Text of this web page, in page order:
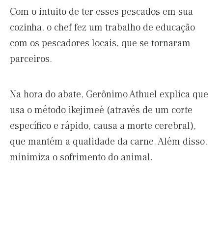
Com o intuito de ter esses pescados em sua
cozinha, o chef fez um trabalho de educação
com os pescadores locais, que se tornaram
parceiros.
Na hora do abate, Gerônimo Athuel explica que
usa o método ikejimeé (através de um corte
específico e rápido, causa a morte cerebral),
que mantém a qualidade da carne. Além disso,
minimiza o sofrimento do animal.